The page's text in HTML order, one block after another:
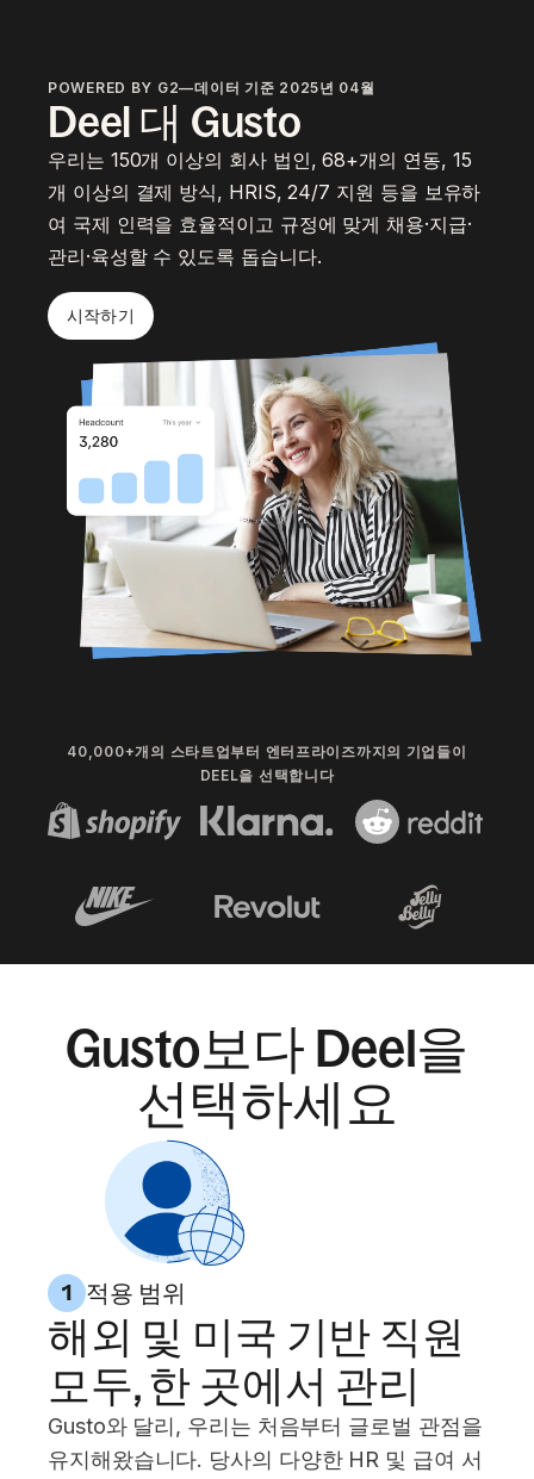
POWERED BY G2—데이터 기준 2025년 04월
Deel 대 Gusto
우리는 150개 이상의 회사 법인, 68+개의 연동, 15
개 이상의 결제 방식, HRIS, 24/7 지원 등을 보유하
여 국제 인력을 효율적이고 규정에 맞게 채용·지급·
관리·육성할 수 있도록 돕습니다.
시작하기
40,000+개의 스타트업부터 엔터프라이즈까지의 기업들이
DEEL을 선택합니다
Gusto보다 Deel을
선택하세요
1 적용 범위
해외 및 미국 기반 직원
모두, 한 곳에서 관리
Gusto와 달리, 우리는 처음부터 글로벌 관점을
유지해왔습니다. 당사의 다양한 HR 및 급여 서